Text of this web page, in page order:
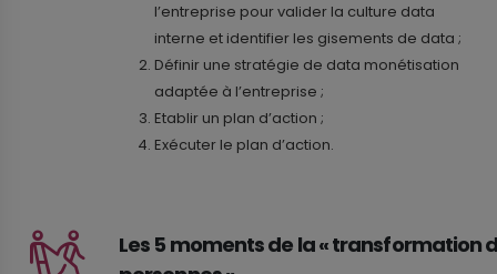
l’entreprise pour valider la culture data
interne et identifier les gisements de data ;
Définir une stratégie de data monétisation
adaptée à l’entreprise ;
Etablir un plan d’action ;
Exécuter le plan d’action.
Les 5 moments de la « transformation